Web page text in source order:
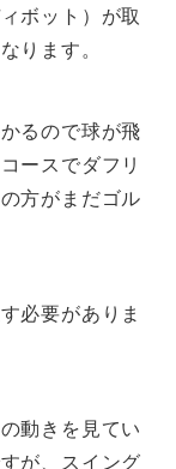
ボット）が取
ります。
るので球が飛
ースでダフリ
方がまだゴル
必要がありま
動きを見てい
が、スイング